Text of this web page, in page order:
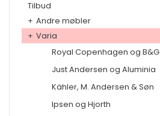
Tilbud
+ Andre møbler
+ Varia
Royal Copenhagen og B&G
Just Andersen og Aluminia
Kähler, M. Andersen & Søn
Ipsen og Hjorth